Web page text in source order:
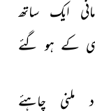
مانی ایک ساتھ
کے ہو گئے
ملنی
چاہئے